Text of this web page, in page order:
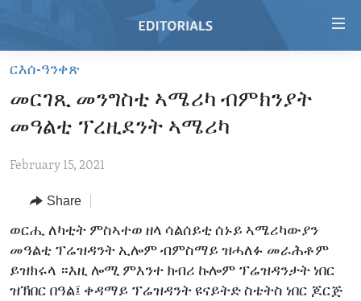
Skip
main
content
to
Navigation
Skip
Search
REGIONS
AFRICA
AMERICAS
ASIA
EUROPE
TOPICS
HUMAN RIGHTS
SECURITY AND DEFENSE
AID AND DEVELOPMENT
ARCHIVE
ABOUT US
ርእሰ-ዓንቀጽ
መርገጺ መንግስቲ ኣሜሪካ ብምክንያት
መዓልቲ ፕረዚደንት ኣሜሪካ
February 15, 2021
Share
ወርሒ ለካቲት ምስኣተወ ዘላ ሳልሰይቲ ሰኑይ ኣሜሪካውያን
መዓልቲ ፕሬዝዳንት ኢሎም ብምስማይ ዝሓለፉ መራሕቶም
ይዝክሩላ ።እዚ ሎሚ ምእንተ ክብሪ ኩሎም ፕሬዝዳንታት ነበር
ዝኽበር በዓል፤ ቀዳማይ ፕሬዝዳንት ዩናይትድ ስቴትስ ነበር ጆርጅ